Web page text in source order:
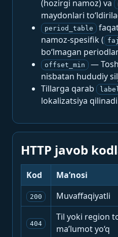
(hozirgi namoz) va
maydonlari
period_table
namoz-spesifik (
bo‘lmagan
offset_min
—
nisbatan hududiy
Tillarga qarab
lokalizatsiya
HTTP javob
Kod Ma’nosi
200 Muvaffaqiyatli
404
Til yoki region
ma’lumot yo‘q